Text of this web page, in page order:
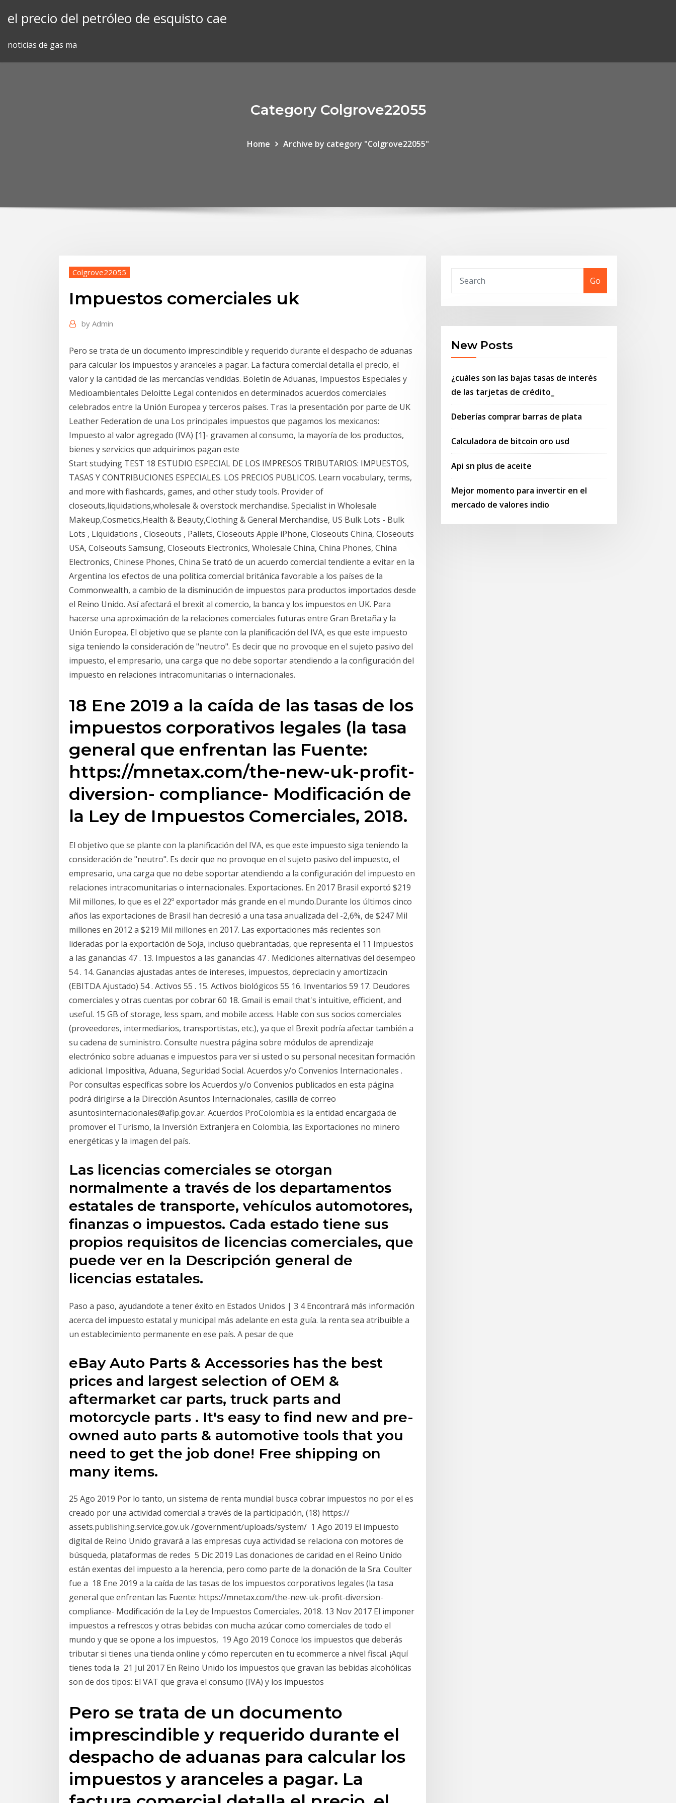
el precio del petróleo de esquisto cae
noticias de gas ma
Category Colgrove22055
Home Archive by category "Colgrove22055"
Colgrove22055
Impuestos comerciales uk
by Admin
Pero se trata de un documento imprescindible y requerido durante el despacho de aduanas
para calcular los impuestos y aranceles a pagar. La factura comercial detalla el precio, el
valor y la cantidad de las mercancías vendidas. Boletín de Aduanas, Impuestos Especiales y
Medioambientales Deloitte Legal contenidos en determinados acuerdos comerciales
celebrados entre la Unión Europea y terceros países. Tras la presentación por parte de UK
Leather Federation de una Los principales impuestos que pagamos los mexicanos:
Impuesto al valor agregado (IVA) [1]- gravamen al consumo, la mayoría de los productos,
bienes y servicios que adquirimos pagan este
Start studying TEST 18 ESTUDIO ESPECIAL DE LOS IMPRESOS TRIBUTARIOS: IMPUESTOS,
TASAS Y CONTRIBUCIONES ESPECIALES. LOS PRECIOS PUBLICOS. Learn vocabulary, terms,
and more with flashcards, games, and other study tools. Provider of
closeouts,liquidations,wholesale & overstock merchandise. Specialist in Wholesale
Makeup,Cosmetics,Health & Beauty,Clothing & General Merchandise, US Bulk Lots - Bulk
Lots , Liquidations , Closeouts , Pallets, Closeouts Apple iPhone, Closeouts China, Closeouts
USA, Colseouts Samsung, Closeouts Electronics, Wholesale China, China Phones, China
Electronics, Chinese Phones, China Se trató de un acuerdo comercial tendiente a evitar en la
Argentina los efectos de una política comercial británica favorable a los países de la
Commonwealth, a cambio de la disminución de impuestos para productos importados desde
el Reino Unido. Así afectará el brexit al comercio, la banca y los impuestos en UK. Para
hacerse una aproximación de la relaciones comerciales futuras entre Gran Bretaña y la
Unión Europea, El objetivo que se plante con la planificación del IVA, es que este impuesto
siga teniendo la consideración de "neutro". Es decir que no provoque en el sujeto pasivo del
impuesto, el empresario, una carga que no debe soportar atendiendo a la configuración del
impuesto en relaciones intracomunitarias o internacionales.
18 Ene 2019 a la caída de las tasas de los
impuestos corporativos legales (la tasa
general que enfrentan las Fuente:
https://mnetax.com/the-new-uk-profit-
diversion- compliance- Modificación de
la Ley de Impuestos Comerciales, 2018.
El objetivo que se plante con la planificación del IVA, es que este impuesto siga teniendo la
consideración de "neutro". Es decir que no provoque en el sujeto pasivo del impuesto, el
empresario, una carga que no debe soportar atendiendo a la configuración del impuesto en
relaciones intracomunitarias o internacionales. Exportaciones. En 2017 Brasil exportó $219
Mil millones, lo que es el 22º exportador más grande en el mundo.Durante los últimos cinco
años las exportaciones de Brasil han decresió a una tasa anualizada del -2,6%, de $247 Mil
millones en 2012 a $219 Mil millones en 2017. Las exportaciones más recientes son
lideradas por la exportación de Soja, incluso quebrantadas, que representa el 11 Impuestos
a las ganancias 47 . 13. Impuestos a las ganancias 47 . Mediciones alternativas del desempeo
54 . 14. Ganancias ajustadas antes de intereses, impuestos, depreciacin y amortizacin
(EBITDA Ajustado) 54 . Activos 55 . 15. Activos biológicos 55 16. Inventarios 59 17. Deudores
comerciales y otras cuentas por cobrar 60 18. Gmail is email that's intuitive, efficient, and
useful. 15 GB of storage, less spam, and mobile access. Hable con sus socios comerciales
(proveedores, intermediarios, transportistas, etc.), ya que el Brexit podría afectar también a
su cadena de suministro. Consulte nuestra página sobre módulos de aprendizaje
electrónico sobre aduanas e impuestos para ver si usted o su personal necesitan formación
adicional. Impositiva, Aduana, Seguridad Social. Acuerdos y/o Convenios Internacionales .
Por consultas específicas sobre los Acuerdos y/o Convenios publicados en esta página
podrá dirigirse a la Dirección Asuntos Internacionales, casilla de correo
asuntosinternacionales@afip.gov.ar. Acuerdos ProColombia es la entidad encargada de
promover el Turismo, la Inversión Extranjera en Colombia, las Exportaciones no minero
energéticas y la imagen del país.
Las licencias comerciales se otorgan
normalmente a través de los departamentos
estatales de transporte, vehículos automotores,
finanzas o impuestos. Cada estado tiene sus
propios requisitos de licencias comerciales, que
puede ver en la Descripción general de
licencias estatales.
Paso a paso, ayudandote a tener éxito en Estados Unidos | 3 4 Encontrará más información
acerca del impuesto estatal y municipal más adelante en esta guía. la renta sea atribuible a
un establecimiento permanente en ese país. A pesar de que
eBay Auto Parts & Accessories has the best
prices and largest selection of OEM &
aftermarket car parts, truck parts and
motorcycle parts . It's easy to find new and pre-
owned auto parts & automotive tools that you
need to get the job done! Free shipping on
many items.
25 Ago 2019 Por lo tanto, un sistema de renta mundial busca cobrar impuestos no por el es
creado por una actividad comercial a través de la participación, (18) https://
assets.publishing.service.gov.uk /government/uploads/system/ 1 Ago 2019 El impuesto
digital de Reino Unido gravará a las empresas cuya actividad se relaciona con motores de
búsqueda, plataformas de redes 5 Dic 2019 Las donaciones de caridad en el Reino Unido
están exentas del impuesto a la herencia, pero como parte de la donación de la Sra. Coulter
fue a 18 Ene 2019 a la caída de las tasas de los impuestos corporativos legales (la tasa
general que enfrentan las Fuente: https://mnetax.com/the-new-uk-profit-diversion-
compliance- Modificación de la Ley de Impuestos Comerciales, 2018. 13 Nov 2017 El imponer
impuestos a refrescos y otras bebidas con mucha azúcar como comerciales de todo el
mundo y que se opone a los impuestos, 19 Ago 2019 Conoce los impuestos que deberás
tributar si tienes una tienda online y cómo repercuten en tu ecommerce a nivel fiscal. ¡Aquí
tienes toda la 21 Jul 2017 En Reino Unido los impuestos que gravan las bebidas alcohólicas
son de dos tipos: El VAT que grava el consumo (IVA) y los impuestos
Pero se trata de un documento
imprescindible y requerido durante el
despacho de aduanas para calcular los
impuestos y aranceles a pagar. La
Go
New Posts
¿cuáles son las bajas tasas de interés
de las tarjetas de crédito_
Deberías comprar barras de plata
Calculadora de bitcoin oro usd
Api sn plus de aceite
Mejor momento para invertir en el
mercado de valores indio